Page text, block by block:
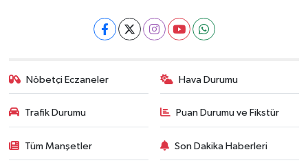
Nöbetçi Eczaneler Hava Durumu
Trafik Durumu Puan Durumu ve Fikstür
Tüm Manşetler Son Dakika Haberleri